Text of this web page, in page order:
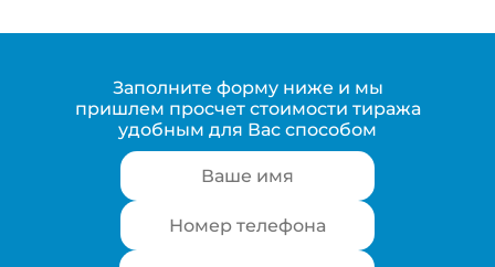
Заполните форму ниже и мы
пришлем просчет стоимости тиража
удобным для Вас способом